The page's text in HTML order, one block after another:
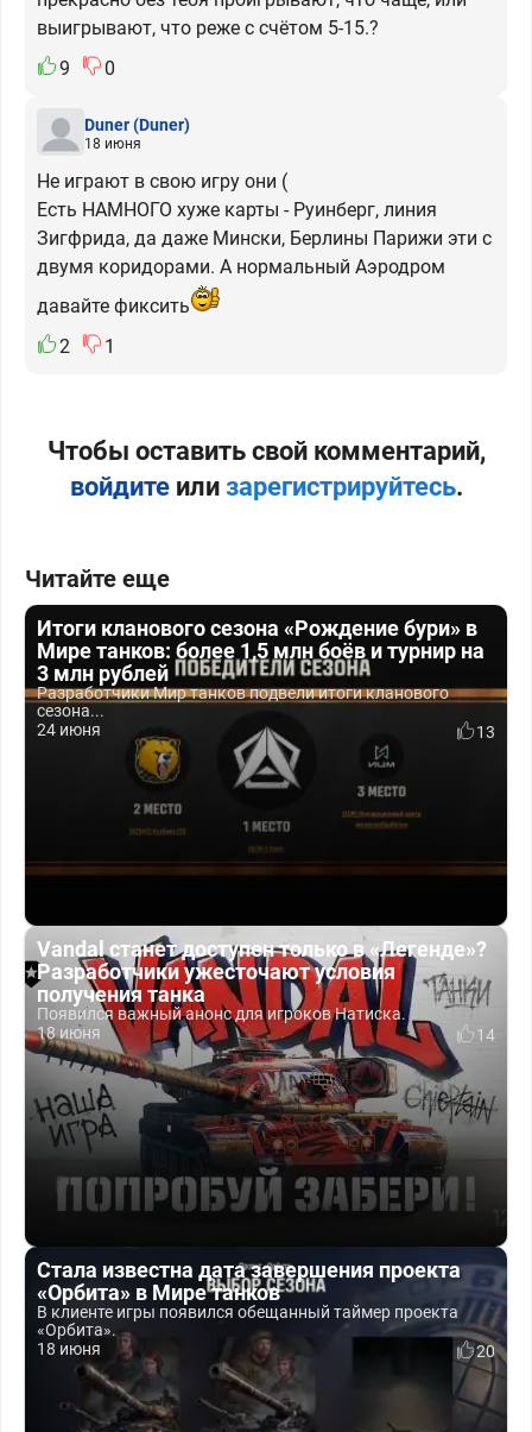
выигрывают, что реже с счётом 5-15.?
9
0
Duner(Duner)
18 июня
Не играют в свою игру они (
Есть НАМНОГО хуже карты - Руинберг, линия
Зигфрида, да даже Мински, Берлины Парижи эти с
двумя коридорами. А нормальный Аэродром
давайте фиксить
2
1
Чтобы оставить свой комментарий,
войдитеили зарегистрируйтесь.
Читайте еще
Итоги кланового сезона «Рождение бури» в
Мире танков: более 1,5 млн боёв и турнир на
3 млн рублей
Разработчики Мир танков подвели итоги кланового
сезона...
24 июня
13
Vandal станет доступен только в «Легенде»?
Разработчики ужесточают условия
получения танка
Появился важный анонс для игроков Натиска.
18 июня
14
Стала известна дата завершения проекта
«Орбита» в Мире танков
В клиенте игры появился обещанный таймер проекта
«Орбита».
18 июня
20